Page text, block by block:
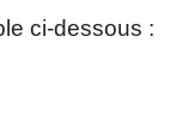
ci-dessous :